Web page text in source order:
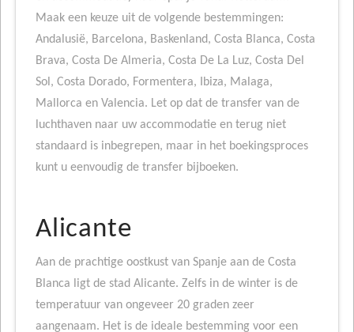
Maak een keuze uit de volgende bestemmingen:
Andalusië, Barcelona, Baskenland, Costa Blanca, Costa
Brava, Costa De Almeria, Costa De La Luz, Costa Del
Sol, Costa Dorado, Formentera, Ibiza, Malaga,
Mallorca en Valencia. Let op dat de transfer van de
luchthaven naar uw accommodatie en terug niet
standaard is inbegrepen, maar in het boekingsproces
kunt u eenvoudig de transfer bijboeken.
Alicante
Aan de prachtige oostkust van Spanje aan de Costa
Blanca ligt de stad Alicante. Zelfs in de winter is de
temperatuur van ongeveer 20 graden zeer
aangenaam. Het is de ideale bestemming voor een